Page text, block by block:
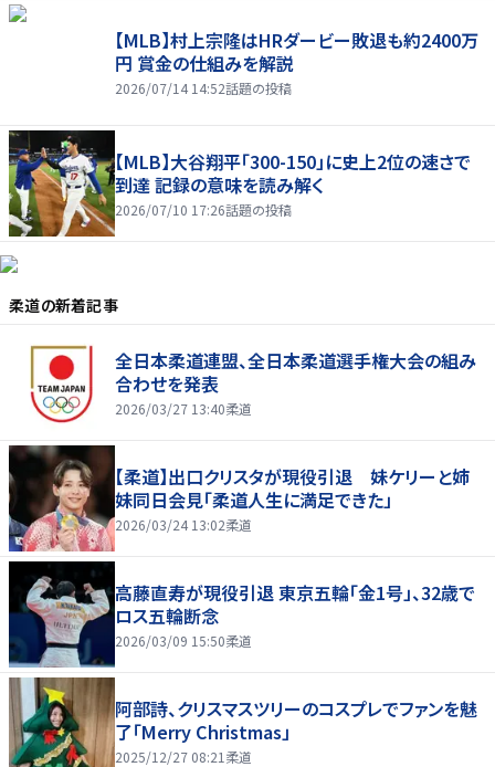
【MLB】村上宗隆はHRダービー敗退も約2400万
円 賞金の仕組みを解説
2026/07/14 14:52話題の投稿
【MLB】大谷翔平「300-150」に史上2位の速さで
到達 記録の意味を読み解く
2026/07/10 17:26話題の投稿
柔道の新着記事
全日本柔道連盟、全日本柔道選手権大会の組み
合わせを発表
2026/03/27 13:40柔道
【柔道】出口クリスタが現役引退 妹ケリーと姉
妹同日会見「柔道人生に満足できた」
2026/03/24 13:02柔道
高藤直寿が現役引退 東京五輪「金1号」、32歳で
ロス五輪断念
2026/03/09 15:50柔道
阿部詩、クリスマスツリーのコスプレでファンを魅
了「Merry Christmas」
2025/12/27 08:21 柔道